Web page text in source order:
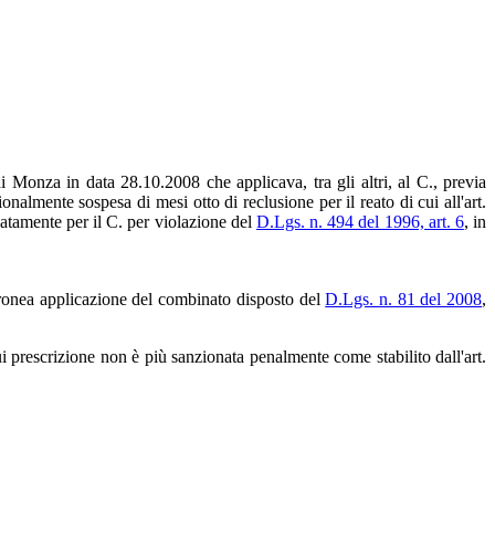
in data 28.10.2008 che applicava, tra gli altri, al C., previa
sospesa di mesi otto di reclusione per il reato di cui all'art.
per il C. per violazione del D.Lgs. n. 494 del 1996, art. 6, in
applicazione del combinato disposto delD.Lgs. n. 81 del 2008,
non è più sanzionata penalmente come stabilito dall'art.